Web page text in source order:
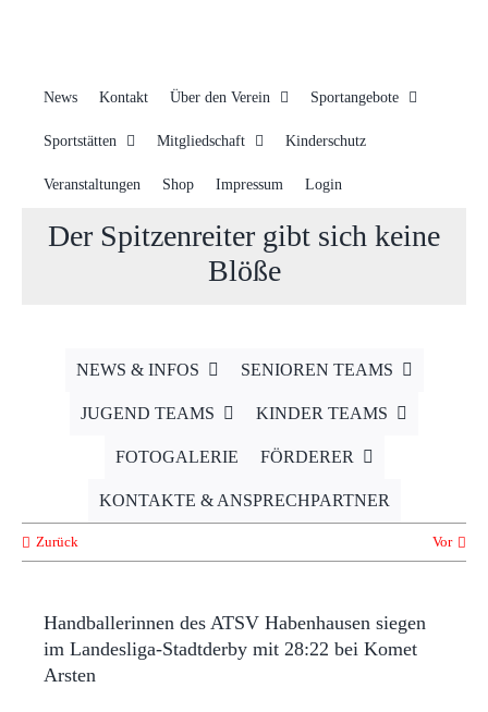
News Kontakt Über den Verein Sportangebote
Sportstätten Mitgliedschaft Kinderschutz
Veranstaltungen Shop Impressum Login
Der Spitzenreiter gibt sich keine
Blöße
NEWS & INFOS SENIOREN TEAMS
JUGEND TEAMS KINDER TEAMS
FOTOGALERIE FÖRDERER
KONTAKTE & ANSPRECHPARTNER
Zurück Vor
Handballerinnen des ATSV Habenhausen siegen
im Landesliga-Stadtderby mit 28:22 bei Komet
Arsten